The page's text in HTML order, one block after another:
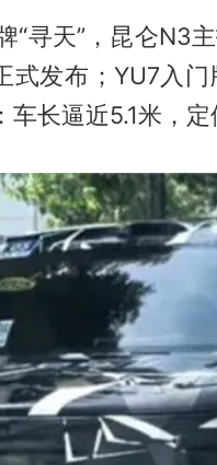
“寻天”，昆仑N3
式发布；YU7入
长逼近5.1米，定